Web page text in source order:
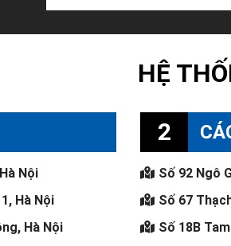
HỆ
Nội
Hà Nội
Hà Nội
2
Số 92 Ngô
Số 67
Số 18B